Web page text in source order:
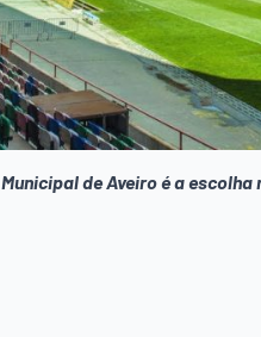
de Aveiro é a